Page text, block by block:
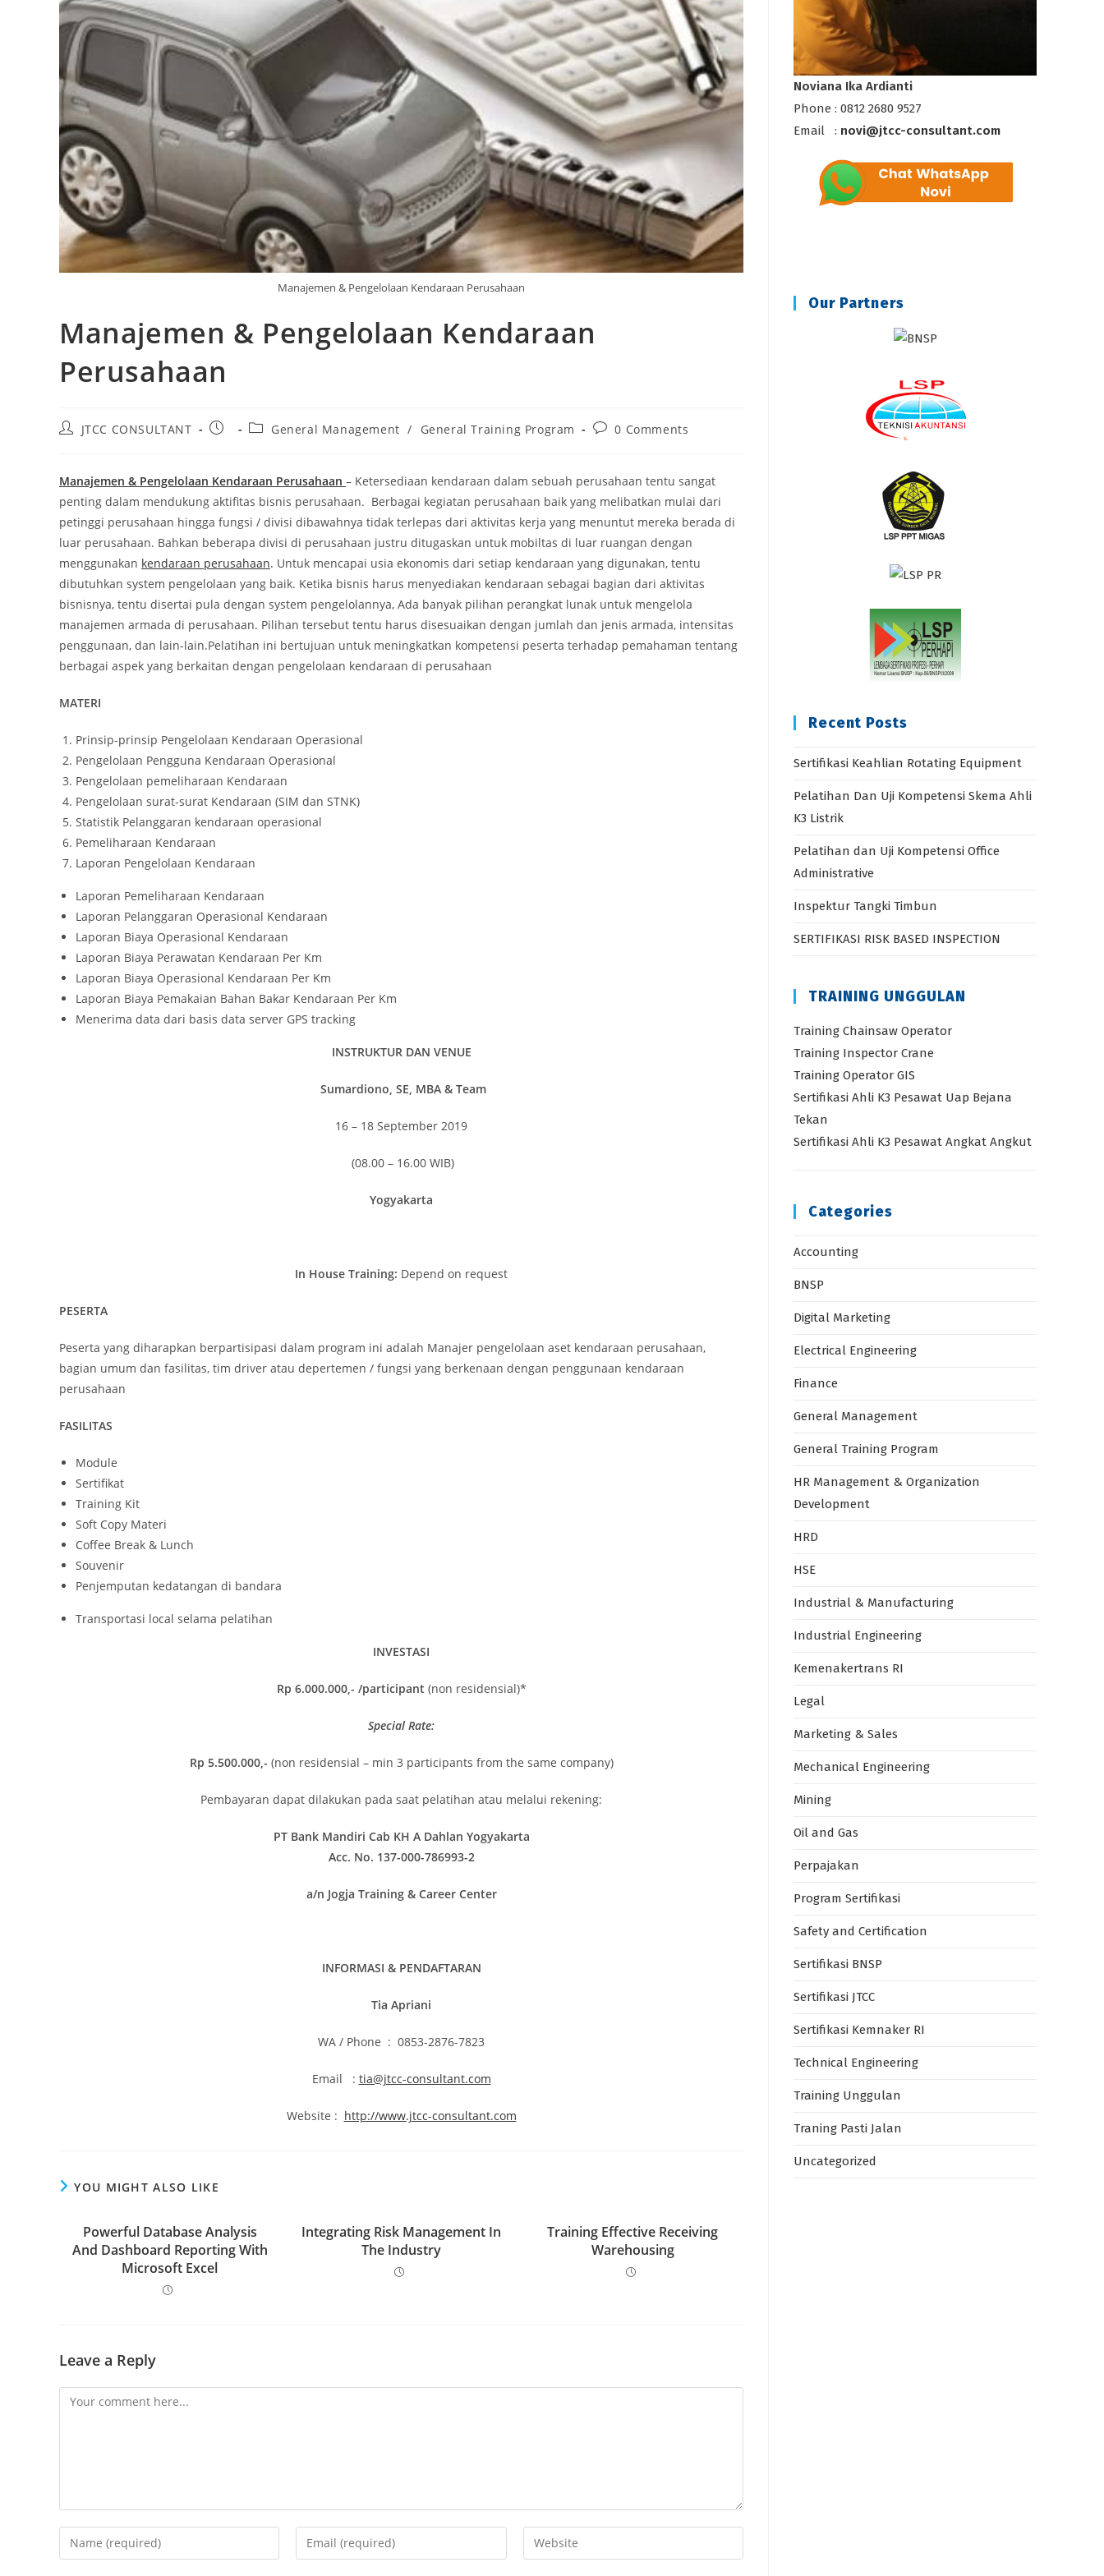
Manajemen & Pengelolaan Kendaraan Perusahaan
Manajemen & Pengelolaan Kendaraan
Perusahaan
PostJTCC CONSULTANT
Post
PostGeneral Management / General Training Program
Post0 Comments
Manajemen & Pengelolaan Kendaraan Perusahaan – Ketersediaan kendaraan dalam sebuah perusahaan tentu sangat
penting dalam mendukung aktifitas bisnis perusahaan. Berbagai kegiatan perusahaan baik yang melibatkan mulai dari
petinggi perusahaan hingga fungsi / divisi dibawahnya tidak terlepas dari aktivitas kerja yang menuntut mereka berada di
luar perusahaan. Bahkan beberapa divisi di perusahaan justru ditugaskan untuk mobiltas di luar ruangan dengan
menggunakan kendaraan perusahaan. Untuk mencapai usia ekonomis dari setiap kendaraan yang digunakan, tentu
dibutuhkan system pengelolaan yang baik. Ketika bisnis harus menyediakan kendaraan sebagai bagian dari aktivitas
bisnisnya, tentu disertai pula dengan system pengelolannya, Ada banyak pilihan perangkat lunak untuk mengelola
manajemen armada di perusahaan. Pilihan tersebut tentu harus disesuaikan dengan jumlah dan jenis armada, intensitas
penggunaan, dan lain-lain.Pelatihan ini bertujuan untuk meningkatkan kompetensi peserta terhadap pemahaman tentang
berbagai aspek yang berkaitan dengan pengelolaan kendaraan di perusahaan
MATERI
Prinsip-prinsip Pengelolaan Kendaraan Operasional
Pengelolaan Pengguna Kendaraan Operasional
Pengelolaan pemeliharaan Kendaraan
Pengelolaan surat-surat Kendaraan (SIM dan STNK)
Statistik Pelanggaran kendaraan operasional
Pemeliharaan Kendaraan
Laporan Pengelolaan Kendaraan
Laporan Pemeliharaan Kendaraan
Laporan Pelanggaran Operasional Kendaraan
Laporan Biaya Operasional Kendaraan
Laporan Biaya Perawatan Kendaraan Per Km
Laporan Biaya Operasional Kendaraan Per Km
Laporan Biaya Pemakaian Bahan Bakar Kendaraan Per Km
Menerima data dari basis data server GPS tracking
INSTRUKTUR DAN VENUE
Sumardiono, SE, MBA & Team
16 – 18 September 2019
(08.00 – 16.00 WIB)
Yogyakarta
In House Training: Depend on request
PESERTA
Peserta yang diharapkan berpartisipasi dalam program ini adalah Manajer pengelolaan aset kendaraan perusahaan,
bagian umum dan fasilitas, tim driver atau depertemen / fungsi yang berkenaan dengan penggunaan kendaraan
perusahaan
FASILITAS
Module
Sertifikat
Training Kit
Soft Copy Materi
Coffee Break & Lunch
Souvenir
Penjemputan kedatangan di bandara
Transportasi local selama pelatihan
INVESTASI
Rp 6.000.000,- /participant (non residensial)*
Special Rate:
Rp 5.500.000,- (non residensial – min 3 participants from the same company)
Pembayaran dapat dilakukan pada saat pelatihan atau melalui rekening:
PT Bank Mandiri Cab KH A Dahlan Yogyakarta
Acc. No. 137-000-786993-2
a/n Jogja Training & Career Center
INFORMASI & PENDAFTARAN
Tia Apriani
WA / Phone : 0853-2876-7823
Email : tia@jtcc-consultant.com
Website : http://www.jtcc-consultant.com
YOU MIGHT ALSO LIKE
Powerful Database Analysis
And Dashboard Reporting With
Microsoft Excel
Integrating Risk Management In
The Industry
Training Effective Receiving
Warehousing
Leave a Reply
Comment
Enter
your
Enter
your
Enter
your
Noviana Ika Ardianti
Phone : 0812 2680 9527
Email : novi@jtcc-consultant.com
Our Partners
Recent Posts
Sertifikasi Keahlian Rotating Equipment
Pelatihan Dan Uji Kompetensi Skema Ahli
K3 Listrik
Pelatihan dan Uji Kompetensi Office
Administrative
Inspektur Tangki Timbun
SERTIFIKASI RISK BASED INSPECTION
TRAINING UNGGULAN
Training Chainsaw Operator
Training Inspector Crane
Training Operator GIS
Sertifikasi Ahli K3 Pesawat Uap Bejana
Tekan
Sertifikasi Ahli K3 Pesawat Angkat Angkut
Categories
Accounting
BNSP
Digital Marketing
Electrical Engineering
Finance
General Management
General Training Program
HR Management & Organization
Development
HRD
HSE
Industrial & Manufacturing
Industrial Engineering
Kemenakertrans RI
Legal
Marketing & Sales
Mechanical Engineering
Mining
Oil and Gas
Perpajakan
Program Sertifikasi
Safety and Certification
Sertifikasi BNSP
Sertifikasi JTCC
Sertifikasi Kemnaker RI
Technical Engineering
Training Unggulan
Traning Pasti Jalan
Uncategorized